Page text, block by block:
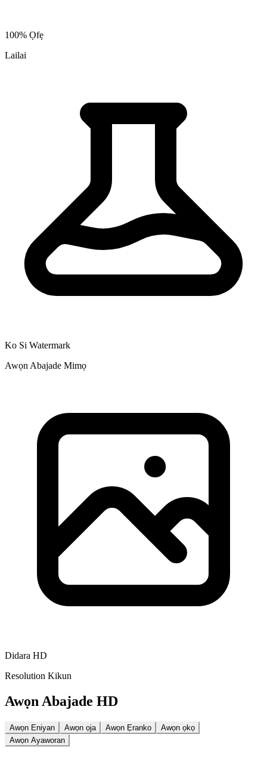
100% Ọfẹ
Lailai
Ko Si Watermark
Awọn Abajade Mimọ
Didara HD
Resolution Kikun
Awọn Abajade HD
Awọn Eniyan Awọn ọja Awọn Ẹranko
Awọn ọkọ
Awọn Ayaworan